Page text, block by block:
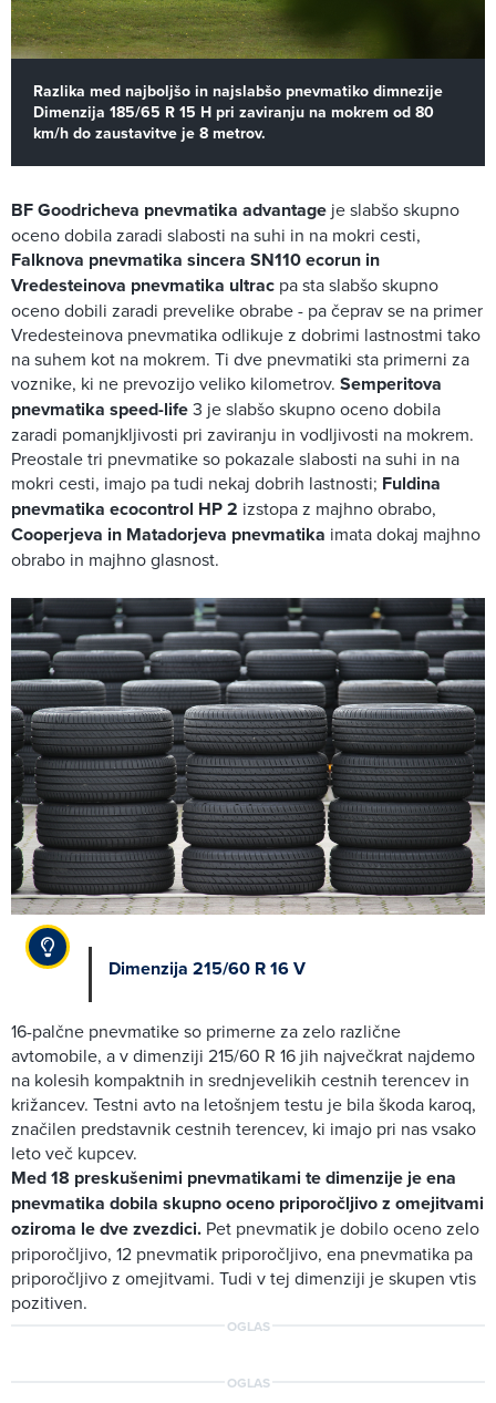
Razlika med najboljšo in najslabšo pnevmatiko dimnezije
Dimenzija 185/65 R 15 H pri zaviranju na mokrem od 80
km/h do zaustavitve je 8 metrov.
BF Goodricheva pnevmatika advantage je slabšo skupno
oceno dobila zaradi slabosti na suhi in na mokri cesti,
Falknova pnevmatika sincera SN110 ecorun in
Vredesteinova pnevmatika ultrac pa sta slabšo skupno
oceno dobili zaradi prevelike obrabe - pa čeprav se na primer
Vredesteinova pnevmatika odlikuje z dobrimi lastnostmi tako
na suhem kot na mokrem. Ti dve pnevmatiki sta primerni za
voznike, ki ne prevozijo veliko kilometrov. Semperitova
pnevmatika speed-life3 je slabšo skupno oceno dobila
zaradi pomanjkljivosti pri zaviranju in vodljivosti na mokrem.
Preostale tri pnevmatike so pokazale slabosti na suhi in na
mokri cesti, imajo pa tudi nekaj dobrih lastnosti; Fuldina
pnevmatika ecocontrol HP 2 izstopa z majhno obrabo,
Cooperjeva in Matadorjeva pnevmatika imata dokaj majhno
obrabo in majhno glasnost.
Dimenzija 215/60 R 16 V
16-palčne pnevmatike so primerne za zelo različne
avtomobile, a v dimenziji 215/60 R 16 jih največkrat najdemo
na kolesih kompaktnih in srednjevelikih cestnih terencev in
križancev. Testni avto na letošnjem testu je bila škoda karoq,
značilen predstavnik cestnih terencev, ki imajo pri nas vsako
leto več kupcev.
Med 18 preskušenimi pnevmatikami te dimenzije je ena
pnevmatika dobila skupno oceno priporočljivo z omejitvami
oziroma le dve zvezdici. Pet pnevmatik je dobilo oceno zelo
priporočljivo, 12 pnevmatik priporočljivo, ena pnevmatika pa
priporočljivo z omejitvami. Tudi v tej dimenziji je skupen vtis
pozitiven.
OGLAS
OGLAS